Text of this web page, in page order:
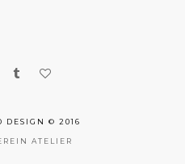
DESIGN © 2016
ATELIER